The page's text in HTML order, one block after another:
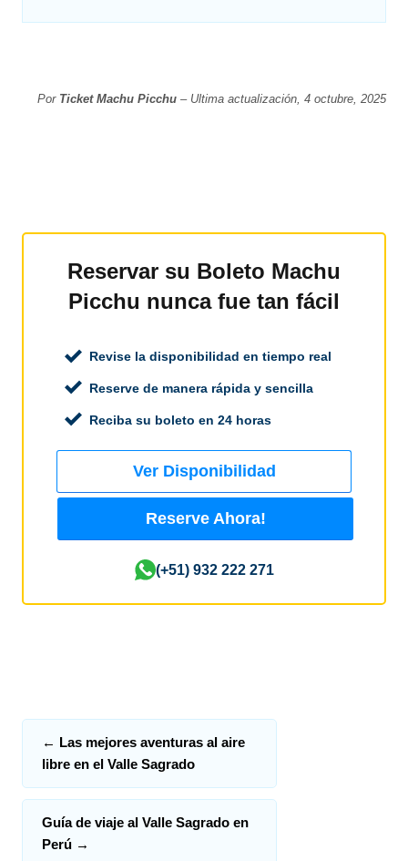
Por Ticket Machu Picchu– Ultima actualización, 4 octubre, 2025
Reservar su Boleto Machu
Picchu nunca fue tan fácil
Revise la disponibilidad en tiempo real
Reserve de manera rápida y sencilla
Reciba su boleto en 24 horas
Ver Disponibilidad
Reserve Ahora!
(+51) 932 222 271
← Las mejores aventuras al aire
libre en el Valle Sagrado
Guía de viaje al Valle Sagrado en
Perú →